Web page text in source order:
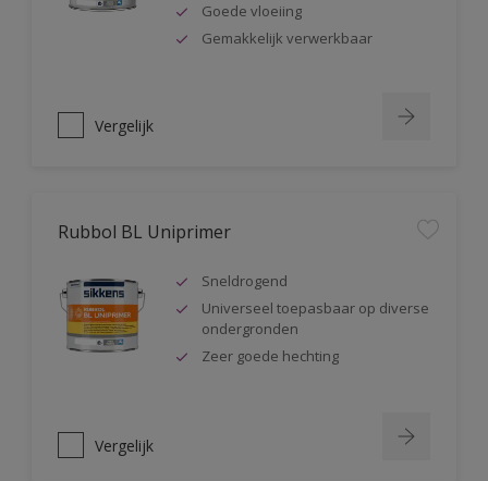
Goede vloeiing
Gemakkelijk verwerkbaar
Vergelijk
Rubbol BL Uniprimer
Sneldrogend
Universeel toepasbaar op diverse
ondergronden
Zeer goede hechting
Vergelijk